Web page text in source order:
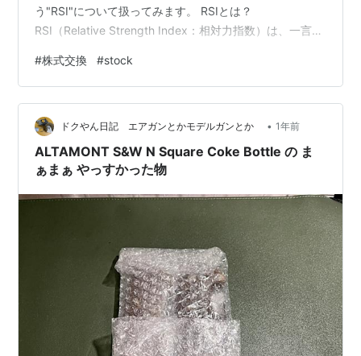
う"RSI"について扱ってみます。 RSIとは？
RSI（Relative Strength Index：相対力指数）は、一言で
0〜100%の数値で示す指標 です。 1978年に米国のJ.W.
ワイルダーによって考案され、現在でも世界中のトレー
ダーに最も愛用されているテクニカル指標の一つです。
計算方法 RSIは、一定期間（一般的には14日間）の「値
上がり幅」と「値下がり幅」を合計し、そ…
#株式交換 #stock
ドクやん日記 エアガンとかモデルガンとか • 1年前
ALTAMONT S&W N Square Coke Bottle の ま
ぁまぁ やっすかった物